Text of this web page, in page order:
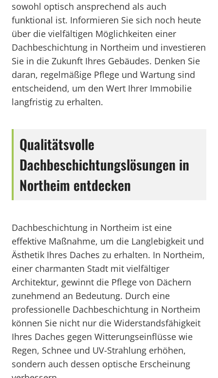
sowohl optisch ansprechend als auch
funktional ist. Informieren Sie sich noch heute
über die vielfältigen Möglichkeiten einer
Dachbeschichtung in Northeim und investieren
Sie in die Zukunft Ihres Gebäudes. Denken Sie
daran, regelmäßige Pflege und Wartung sind
entscheidend, um den Wert Ihrer Immobilie
langfristig zu erhalten.
Qualitätsvolle
Dachbeschichtungslösungen in
Northeim entdecken
Dachbeschichtung in Northeim ist eine
effektive Maßnahme, um die Langlebigkeit und
Ästhetik Ihres Daches zu erhalten. In Northeim,
einer charmanten Stadt mit vielfältiger
Architektur, gewinnt die Pflege von Dächern
zunehmend an Bedeutung. Durch eine
professionelle Dachbeschichtung in Northeim
können Sie nicht nur die Widerstandsfähigkeit
Ihres Daches gegen Witterungseinflüsse wie
Regen, Schnee und UV-Strahlung erhöhen,
sondern auch dessen optische Erscheinung